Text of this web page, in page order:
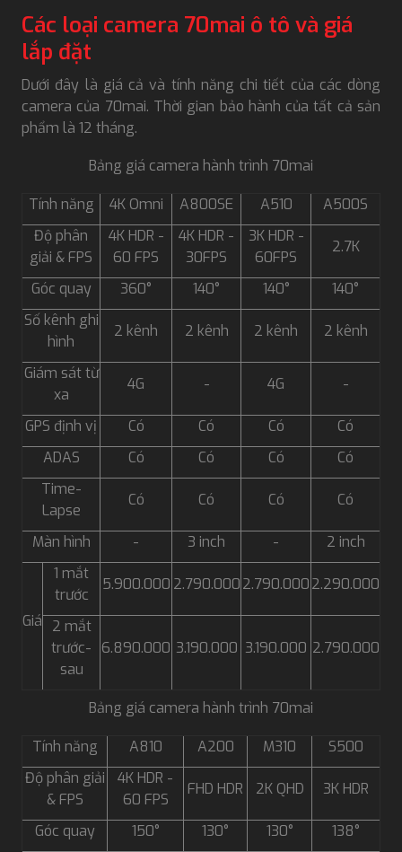
Các loại camera 70mai ô tô và giá
lắp đặt
Dưới đây là giá cả và tính năng chi tiết của các dòng
camera của 70mai. Thời gian bảo hành của tất cả sản
phẩm là 12 tháng.
Bảng giá camera hành trình 70mai
Tính năng 4K Omni A800SE A510
A500S
Độ phân
giải & FPS
4K HDR -
60 FPS
4K HDR -
30FPS
3K HDR -
60FPS
2.7K
Góc quay 360° 140° 140°
140°
Số kênh ghi
hình
2 kênh 2 kênh 2 kênh 2 kênh
Giám sát từ
xa
4G - 4G -
GPS định vị Có Có Có
Có
ADAS
Có Có Có
Có
Time-
Lapse
Có Có Có Có
Màn hình - 3 inch - 2 inch
Giá
1 mắt
trước
5.900.000 2.790.0002.790.0002.290.000
2 mắt
trước-
sau
6.890.000 3.190.000 3.190.000 2.790.000
Bảng giá camera hành trình 70mai
Tính năng A810 A200 M310
S500
Độ phân giải
& FPS
4K HDR -
60 FPS
FHD HDR 2K QHD 3K HDR
Góc quay 150° 130° 130°
138°